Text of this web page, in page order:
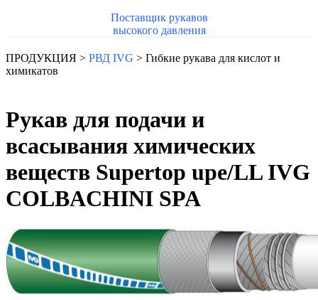
Поставщик рукавов
высокого давления
ПРОДУКЦИЯ > РВД IVG > Гибкие рукава для кислот и
химикатов
Рукав для подачи и
всасывания химических
веществ Supertop upe/LL IVG
COLBACHINI SPA